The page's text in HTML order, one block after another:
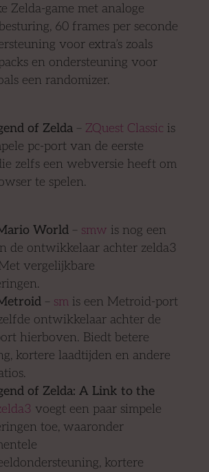
Zelda-game met analoge
60 frames per seconde
voor extra’s zoals
en ondersteuning voor
een randomizer.
of Zelda– ZQuest Classic is
pc-port van de eerste
zelfs een webversie heeft om
te spelen.
World– smw is nog een
de ontwikkelaar achter zelda3
vergelijkbare
– smis een Metroid-port
ontwikkelaar achter de
hierboven. Biedt betere
kortere laadtijden en andere
of Zelda: A Link to the
voegt een paar simpele
toe, waaronder
kortere